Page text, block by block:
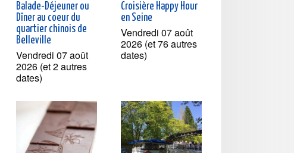
Balade-Déjeuner ou
Dîner au coeur du
quartier chinois de
Belleville
Vendredi 07 août
2026 (et 2 autres
dates)
Croisière Happy Hour
en Seine
Vendredi 07 août
2026 (et 76 autres
dates)